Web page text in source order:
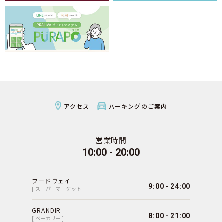
アクセス パーキングのご案内
営業時間
10:00 - 20:00
フードウェイ
[ スーパーマーケット ] 9:00 - 24:00
GRANDIR
[ ベーカリー ] 8:00 - 21:00